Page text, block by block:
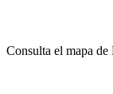
Consulta el mapa de